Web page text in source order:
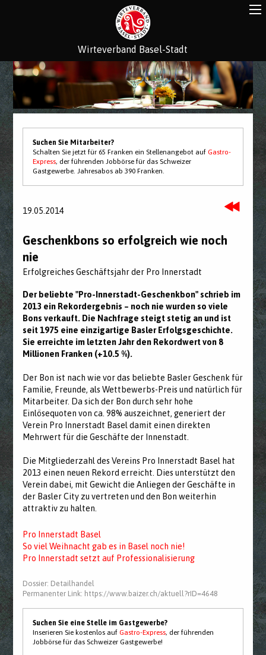
Wirteverband Basel-Stadt
Suchen Sie Mitarbeiter?
Schalten Sie jetzt für 65 Franken ein Stellenangebot aufGastro-
Express, der führenden Jobbörse für das Schweizer
Gastgewerbe. Jahresabos ab 390 Franken.
19.05.2014
Geschenkbons so erfolgreich wie noch
nie
Erfolgreiches Geschäftsjahr der Pro Innerstadt
Der beliebte "Pro-Innerstadt-Geschenkbon" schrieb im
2013 ein Rekordergebnis – noch nie wurden so viele
Bons verkauft. Die Nachfrage steigt stetig an und ist
seit 1975 eine einzigartige Basler Erfolgsgeschichte.
Sie erreichte im letzten Jahr den Rekordwert von 8
Millionen Franken (+10.5 %).
Der Bon ist nach wie vor das beliebte Basler Geschenk für
Familie, Freunde, als Wettbewerbs-Preis und natürlich für
Mitarbeiter. Da sich der Bon durch sehr hohe
Einlösequoten von ca. 98% auszeichnet, generiert der
Verein Pro Innerstadt Basel damit einen direkten
Mehrwert für die Geschäfte der Innenstadt.
Die Mitgliederzahl des Vereins Pro Innerstadt Basel hat
2013 einen neuen Rekord erreicht. Dies unterstützt den
Verein dabei, mit Gewicht die Anliegen der Geschäfte in
der Basler City zu vertreten und den Bon weiterhin
attraktiv zu halten.
Pro Innerstadt Basel
So viel Weihnacht gab es in Basel noch nie!
Pro Innerstadt setzt auf Professionalisierung
Dossier: Detailhandel
Permanenter Link: https://www.baizer.ch/aktuell?rID=4648
Suchen Sie eine Stelle im Gastgewerbe?
Inserieren Sie kostenlos aufGastro-Express, der führenden
Jobbörse für das Schweizer Gastgewerbe!